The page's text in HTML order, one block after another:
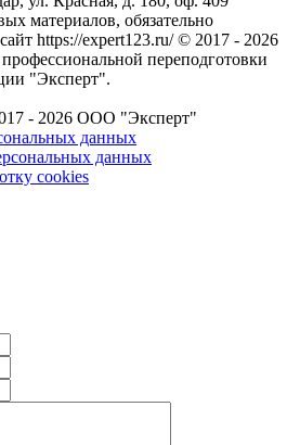
материалов, обязательно
https://expert123.ru/ © 2017 - 2026
переподготовки
"Эксперт".
- 2026 ООО "Эксперт"
данных
данных
cookies